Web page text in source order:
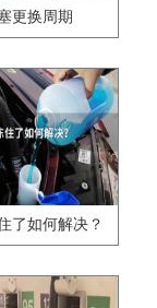
更换周期
了如何解决？